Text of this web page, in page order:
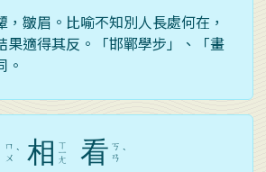
，皺眉。比喻不知別人長處何在，
果適得其反。「邯鄲學步」、「畫
。
ㄇ
ㄨ ˋ 相 ㄒ
ㄧ
ㄤ 看 ㄎ
ㄢ ˋ